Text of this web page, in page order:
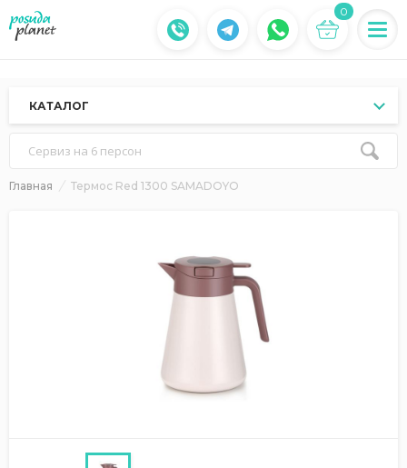
0
КАТАЛОГ
Сервиз на 6 персон
Главная Термос Red 1300 SAMADOYO